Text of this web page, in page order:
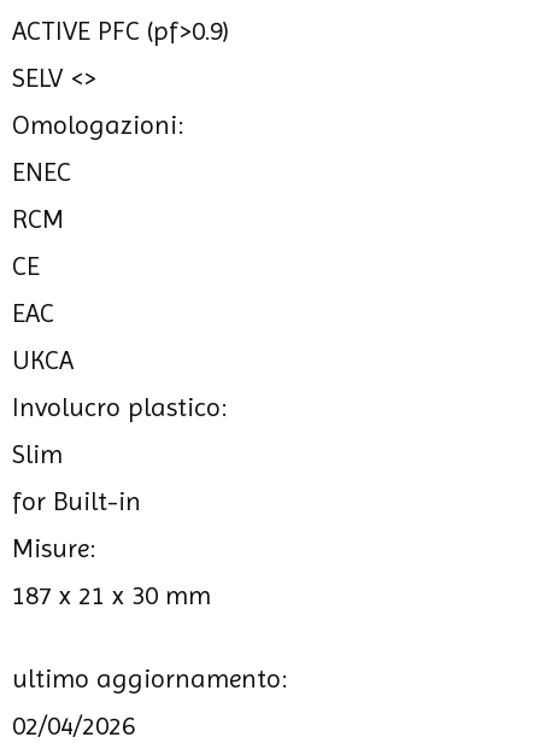
ACTIVE PFC (pf>0.9)
SELV <>
Omologazioni:
ENEC
RCM
CE
EAC
UKCA
Involucro plastico:
Slim
for Built-in
Misure:
187 x 21 x 30 mm
ultimo aggiornamento:
02/04/2026